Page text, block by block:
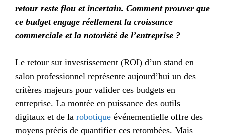
retour reste flou et incertain. Comment prouver que
ce budget engage réellement la croissance
commerciale et la notoriété de l’entreprise ?
Le retour sur investissement (ROI) d’un stand en
salon professionnel représente aujourd’hui un des
critères majeurs pour valider ces budgets en
entreprise. La montée en puissance des outils
digitaux et de la robotique événementielle offre des
moyens précis de quantifier ces retombées. Mais